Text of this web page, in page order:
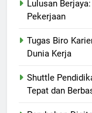
Lulusan
Pekerjaan
Tugas Biro
Dunia Kerja
Shuttle
Tepat dan